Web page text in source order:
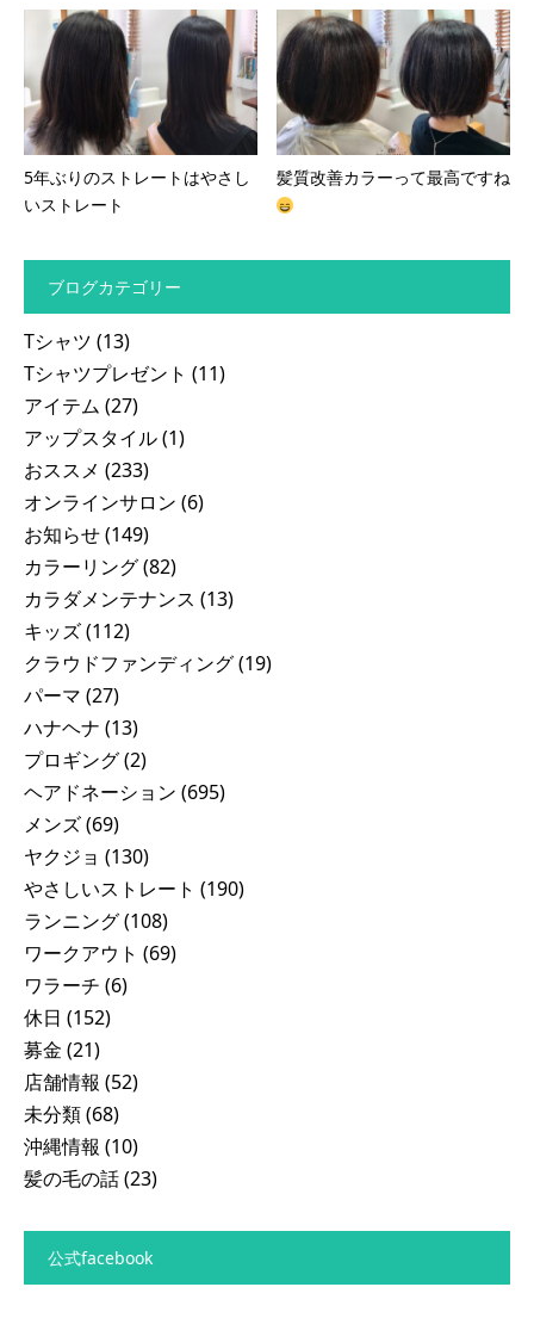
5年ぶりのストレートはやさし
いストレート
髪質改善カラーって最高ですね
ブログカテゴリー
Tシャツ (13)
Tシャツプレゼント (11)
アイテム (27)
アップスタイル(1)
おススメ (233)
オンラインサロン (6)
お知らせ(149)
カラーリング(82)
カラダメンテナンス (13)
キッズ(112)
クラウドファンディング(19)
パーマ (27)
ハナヘナ (13)
プロギング(2)
ヘアドネーション (695)
メンズ(69)
ヤクジョ (130)
やさしいストレート (190)
ランニング(108)
ワークアウト (69)
ワラーチ (6)
休日 (152)
募金 (21)
店舗情報 (52)
未分類(68)
沖縄情報 (10)
髪の毛の話(23)
公式facebook